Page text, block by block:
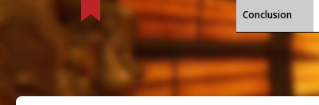
Conclusion